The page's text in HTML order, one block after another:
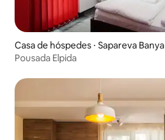
Casa de hóspedes ⋅ Sapareva Banya
Pousada Elpida